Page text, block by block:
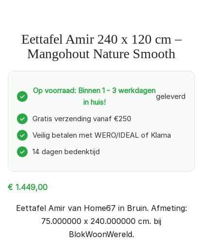
Eettafel Amir 240 x 120 cm –
Mangohout Nature Smooth
✓
Op voorraad: Binnen 1 - 3 werkdagen
in huis!
geleverd
✓ Gratis verzending vanaf €250
✓ Veilig betalen met WERO/IDEAL of Klarna
✓ 14 dagen bedenktijd
€ 1.449,00
Eettafel Amir van Home67 in Bruin. Afmeting:
75.000000 x 240.000000 cm. bij
BlokWoonWereld.